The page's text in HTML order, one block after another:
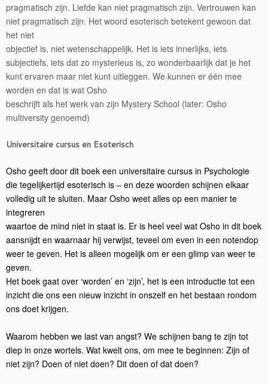
pragmatisch zijn. Liefde kan niet pragmatisch zijn. Vertrouwen kan
niet pragmatisch zijn. Het woord esoterisch betekent gewoon dat
het niet
objectief is, niet wetenschappelijk. Het is iets innerlijks, iets
subjectiefs, iets dat zo mysterieus is, zo wonderbaarlijk dat je het
kunt ervaren maar niet kunt uitleggen. We kunnen er één mee
worden en dat is wat Osho
beschrijft als het werk van zijn Mystery School (later: Osho
multiversity genoemd)
Universitaire cursus en Esoterisch
Osho geeft door dit boek een universitaire cursus in Psychologie
die tegelijkertijd esoterisch is – en deze woorden schijnen elkaar
volledig uit te sluiten. Maar Osho weet alles op een manier te
integreren
waartoe de mind niet in staat is. Er is heel veel wat Osho in dit boek
aansnijdt en waarnaar hij verwijst, teveel om even in een notendop
weer te geven. Het is alleen mogelijk om er een glimp van weer te
geven.
Het boek gaat over ‘worden’ en ‘zijn’, het is een introductie tot een
inzicht die ons een nieuw inzicht in onszelf en het bestaan rondom
ons doet krijgen.
Waarom hebben we last van angst? We schijnen bang te zijn tot
diep in onze wortels. Wat kwelt ons, om mee te beginnen: Zijn of
niet zijn? Doen of niet doen? Dit doen of dat doen?